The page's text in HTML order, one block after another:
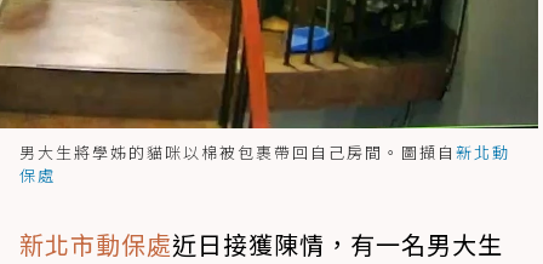
男大生將學姊的貓咪以棉被包裹帶回自己房間。圖擷自 新北動
保處
新北市動保處近日接獲陳情，有一名男大生